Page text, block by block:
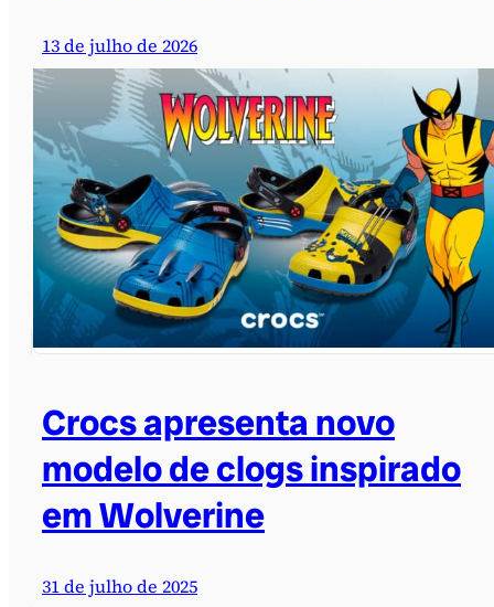
13 de julho de 2026
Crocs apresenta novo
modelo de clogs inspirado
em Wolverine
31 de julho de 2025